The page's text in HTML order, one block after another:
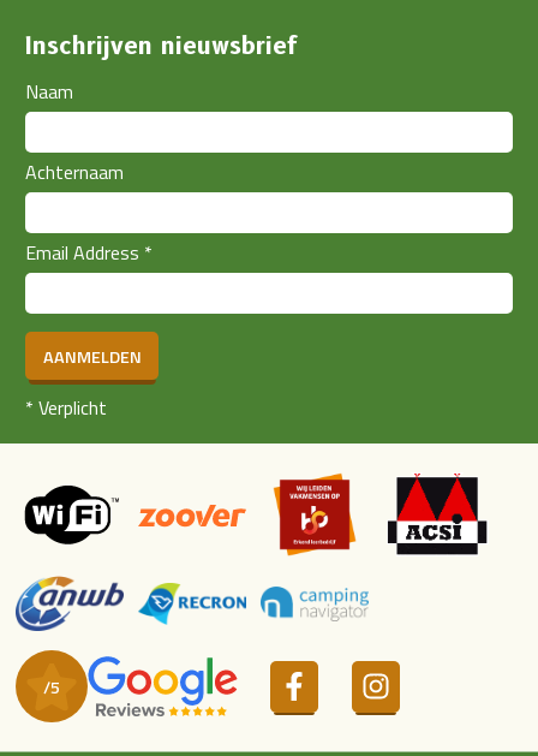
Inschrijven nieuwsbrief
Naam
Achternaam
Email Address *
AANMELDEN
* Verplicht